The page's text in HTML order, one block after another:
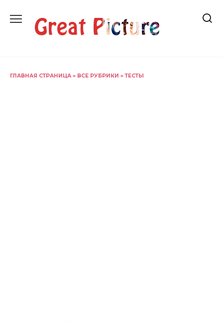
содержанию
ГЛАВНАЯ СТРАНИЦА » ВСЕ РУБРИКИ »ТЕСТЫ